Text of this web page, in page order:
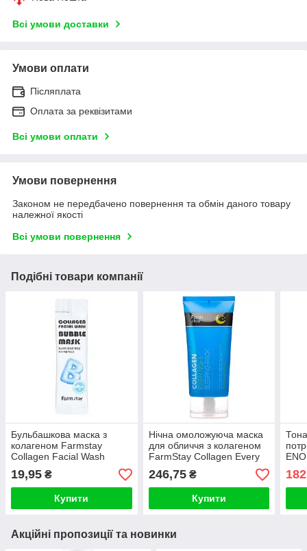
Всі умови доставки
Умови оплати
Післяплата
Оплата за реквізитами
Всі умови оплати
Умови повернення
Законом не передбачено повернення та обмін даного товару
належної якості
Всі умови повернення
Подібні товари компанії
Бульбашкова маска з
колагеном Farmstay
Collagen Facial Wash
Bubble Mask 5ml
19,95 ₴
Купити
Нічна омоложуюча маска
для обличчя з колагеном
FarmStay Collagen Every
Night Sleeping Pack 120ml
246,75₴
Купити
15
Акційні пропозиції та новинки